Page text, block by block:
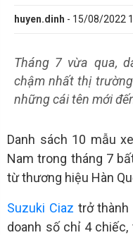
huyen.dinh - 15/08/2022
Tháng 7 vừa qua,
chậm nhất thị
những cái tên mới
Danh sách 10 mẫu
Nam trong tháng 7
từ thương hiệu Hàn
Suzuki Ciaz trở
doanh số chỉ 4 chiếc,